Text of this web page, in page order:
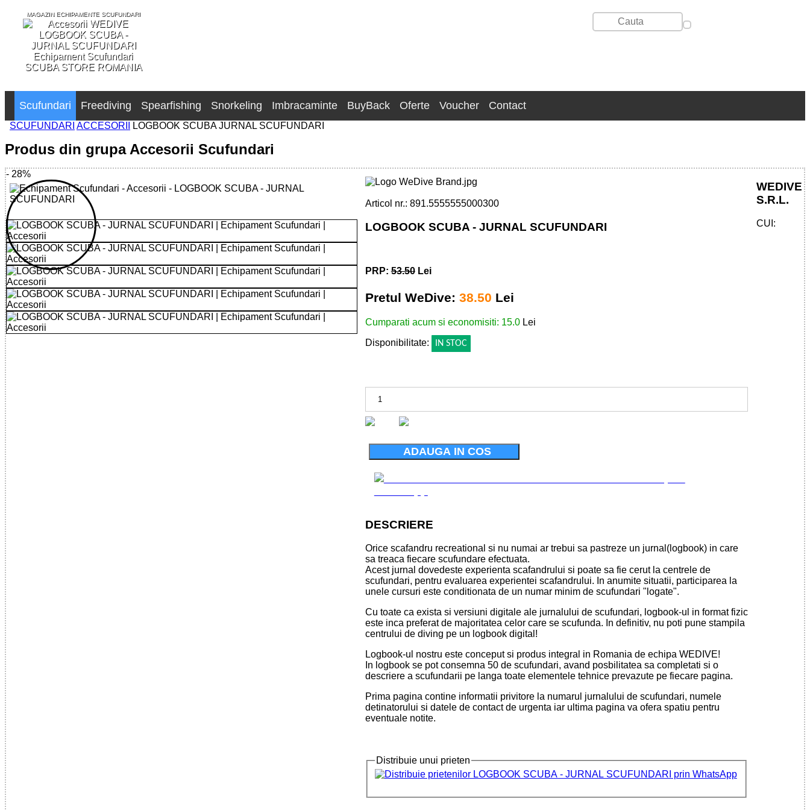
MAGAZIN ECHIPAMENTE SCUFUNDARI
SCUBA STORE ROMANIA
Scufundari Freediving Spearfishing Snorkeling Imbracaminte BuyBack Oferte Voucher Contact
SCUFUNDARI ACCESORII LOGBOOK SCUBA JURNAL SCUFUNDARI
Produs din grupa Accesorii Scufundari
- 28%
Articol nr.: 891.5555555000300
LOGBOOK SCUBA - JURNAL SCUFUNDARI
PRP:53.50Lei
Pretul WeDive: 38.50 Lei
Cumparati acum si economisiti: 15.0Lei
Disponibilitate:
IN STOC
ADAUGA IN COS
DESCRIERE
Orice scafandru recreational si nu numai ar trebui sa pastreze un jurnal(logbook) in care
sa treaca fiecare scufundare efectuata.
Acest jurnal dovedeste experienta scafandrului si poate sa fie cerut la centrele de
scufundari, pentru evaluarea experientei scafandrului. In anumite situatii, participarea la
unele cursuri este conditionata de un numar minim de scufundari "logate".
Cu toate ca exista si versiuni digitale ale jurnalului de scufundari, logbook-ul in format fizic
este inca preferat de majoritatea celor care se scufunda. In definitiv, nu poti pune stampila
centrului de diving pe un logbook digital!
Logbook-ul nostru este conceput si produs integral in Romania de echipa WEDIVE!
In logbook se pot consemna 50 de scufundari, avand posbilitatea sa completati si o
descriere a scufundarii pe langa toate elementele tehnice prevazute pe fiecare pagina.
Prima pagina contine informatii privitore la numarul jurnalului de scufundari, numele
detinatorului si datele de contact de urgenta iar ultima pagina va ofera spatiu pentru
eventuale notite.
Distribuie unui prieten
WEDIVE
S.R.L.
CUI: